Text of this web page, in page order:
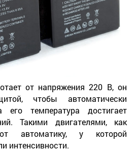
от напряжения 220 В, он
чтобы автоматически
его температура достигает
Такими двигателями, как
автоматику, у которой
интенсивности.